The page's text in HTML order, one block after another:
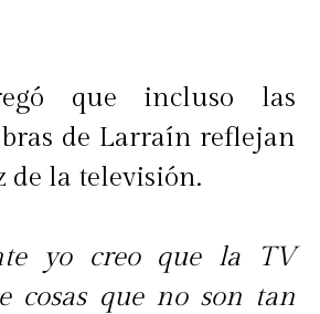
que incluso las
de Larraín reflejan
de la televisión.
yo creo que la TV
cosas que no son tan